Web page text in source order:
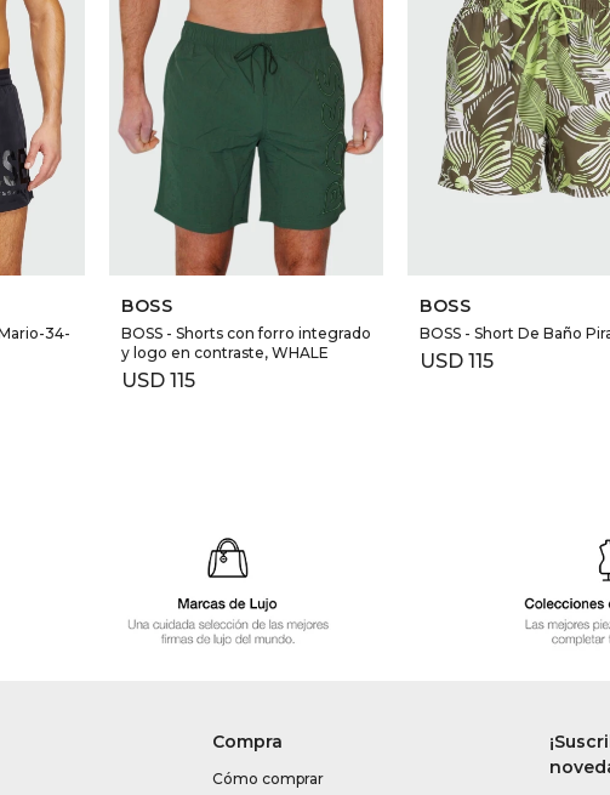
34-
BOSS
BOSS - Shorts con forro integrado
y logo en contraste, WHALE
USD 115
BOSS
BOSS - Short De Baño
USD 115
Compra
Cómo comprar